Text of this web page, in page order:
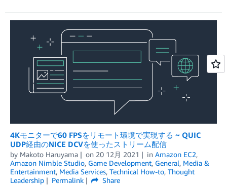
4Kモニターで60 FPSをリモート環境で実現する ~ QUIC
UDP経由のNICE DCVを使ったストリーム配信
by Makoto Haruyama on 20 12月 2021 in Amazon EC2,
Amazon Nimble Studio, Game Development, General, Media &
Entertainment, Media Services, Technical How-to, Thought
Leadership
Permalink
Share